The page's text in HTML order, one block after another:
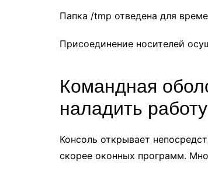
Папка /tmp отведена для
Присоединение носителей
Командная
наладить работу
Консоль открывает
скорее оконных программ.